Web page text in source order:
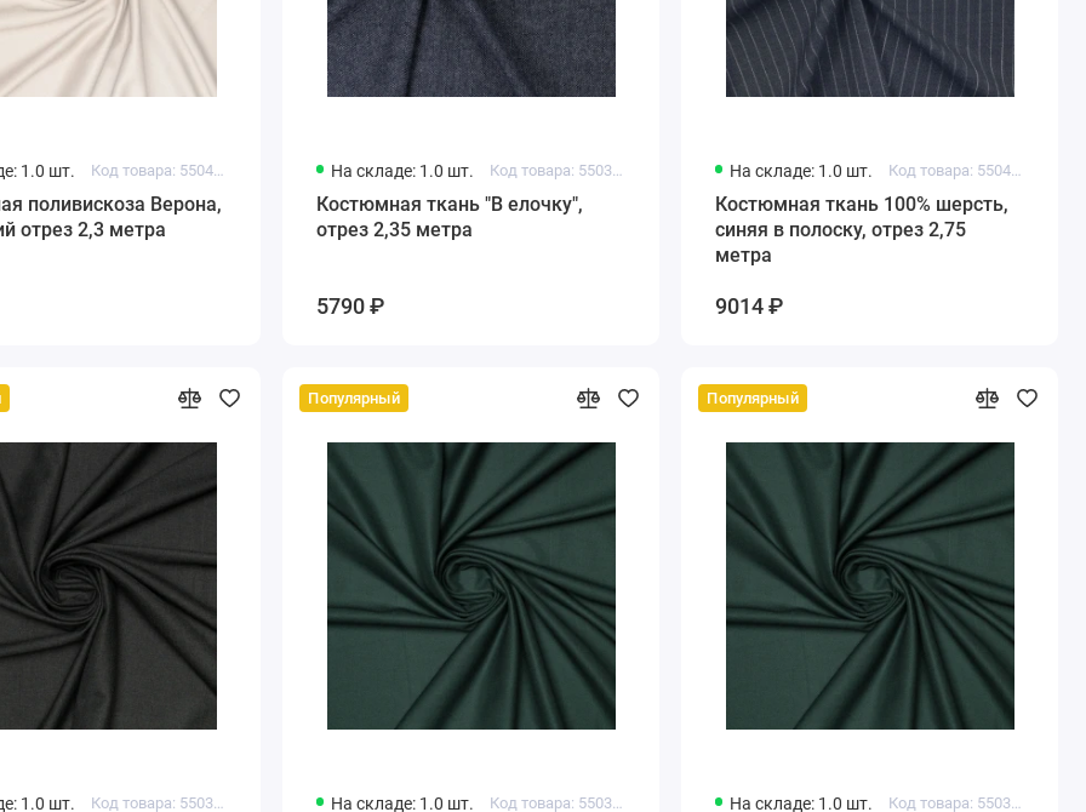
1.0 шт.
поливискоза Верона,
отрез 2,3 метра
На складе: 1.0 шт.
Костюмная ткань "В елочку",
отрез 2,35 метра
5790 ₽
На складе: 1.0 шт.
Костюмная ткань 100% шерсть,
синяя в полоску, отрез 2,75
метра
9014 ₽
1.0 шт.
Популярный
На складе: 1.0 шт.
Популярный
На складе: 1.0 шт.